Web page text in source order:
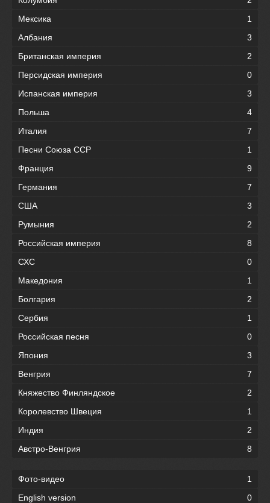
Мексика
1
Албания
3
Британская империя
2
Персидская империя
0
Испанская империя
3
Польша
4
Италия
7
Песни Союза ССР
1
Франция
9
Германия
7
США
3
Румыния
2
Российская империя
8
СХС
0
Македония
1
Болгария
2
Сербия
1
Российская песня
0
Япония
3
Венгрия
7
Княжество Финляндское
2
Королевство Швеция
1
Индия
2
Австро-Венгрия
8
Фото-видео
1
English version
0